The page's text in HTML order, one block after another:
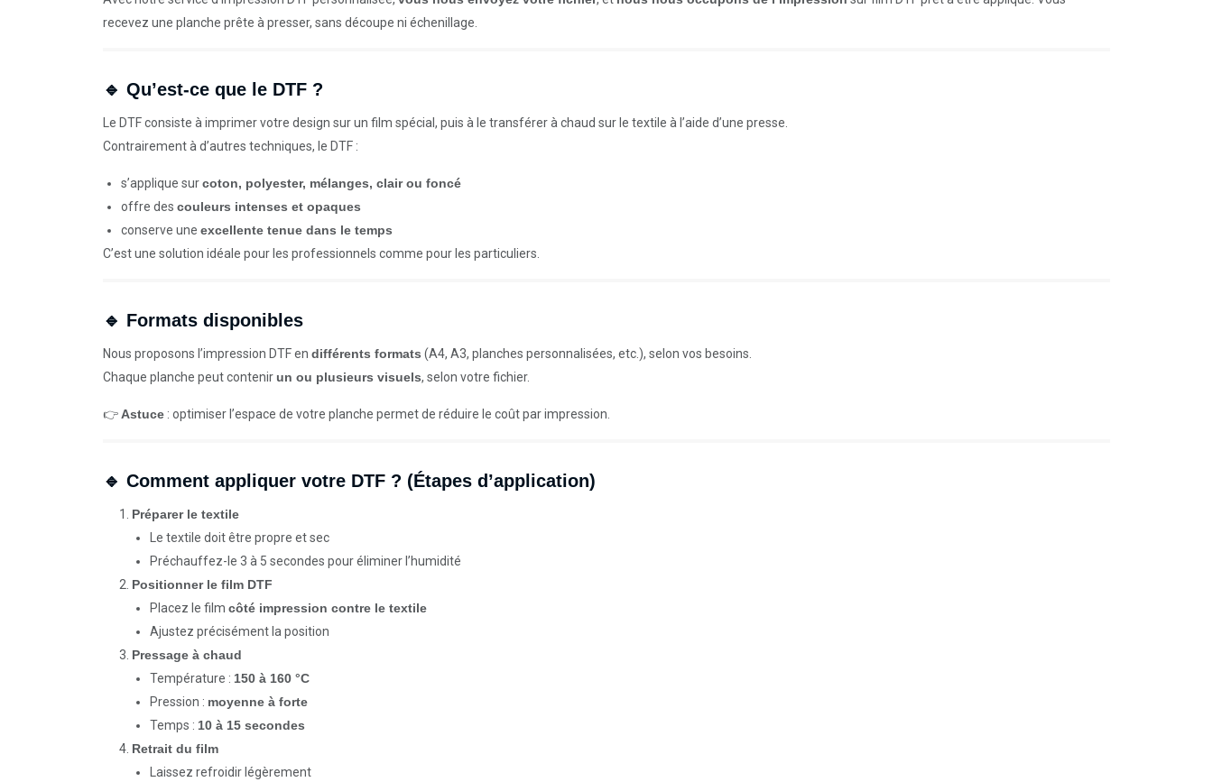
recevez une planche prête à presser, sans découpe ni échenillage.
🔹 Qu’est-ce que le DTF ?
Le DTF consiste à imprimer votre design sur un film spécial, puis à le transférer à chaud sur le textile à l’aide d’une presse.
Contrairement à d’autres techniques, le DTF :
s’applique surcoton, polyester, mélanges, clair ou foncé
offre des couleurs intenses et opaques
conserve une excellente tenue dans le temps
C’est une solution idéale pour les professionnels comme pour les particuliers.
🔹 Formats disponibles
Nous proposons l’impression DTF en différents formats (A4, A3, planches personnalisées, etc.), selon vos besoins.
Chaque planche peut contenir un ou plusieurs visuels, selon votre fichier.
👉 Astuce : optimiser l’espace de votre planche permet de réduire le coût par impression.
🔹 Comment appliquer votre DTF ? (Étapes d’application)
Préparer le textile
Le textile doit être propre et sec
Préchauffez-le 3 à 5 secondes pour éliminer l’humidité
Positionner le film DTF
Placez le film côté impression contre le textile
Ajustez précisément la position
Pressage à chaud
Température : 150 à 160 °C
Pression : moyenne à forte
Temps : 10 à 15 secondes
Retrait du film
Laissez refroidir légèrement